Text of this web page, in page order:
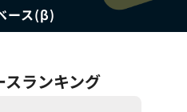
ース(β)
ランキング